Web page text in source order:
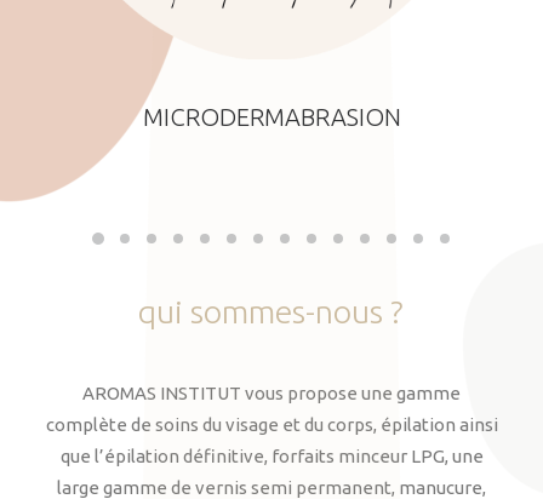
MICRODERMABRASION
qui sommes-nous ?
AROMAS INSTITUT vous propose une gamme
complète de soins du visage et du corps, épilation ainsi
que l’épilation définitive, forfaits minceur LPG, une
large gamme de vernis semi permanent, manucure,